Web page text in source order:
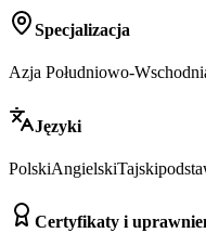
Specjalizacja
Azja Południowo-
Języki
PolskiAngielskiTajski
Certyfikaty i